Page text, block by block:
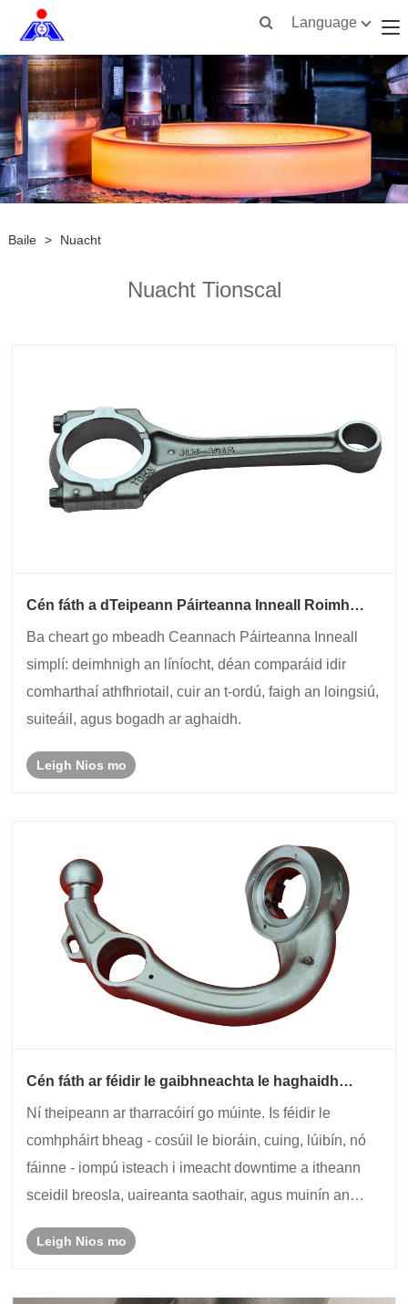
Language
Baile > Nuacht
Nuacht Tionscal
Cén fáth a dTeipeann Páirteanna Inneall Roimh
Ba cheart go mbeadh Ceannach Páirteanna Inneall
simplí: deimhnigh an líníocht, déan comparáid idir
comharthaí athfhriotail, cuir an t-ordú, faigh an loingsiú,
suiteáil, agus bogadh ar aghaidh.
Leigh Nios mo
Cén fáth ar féidir le gaibhneachta le haghaidh
Bhriseadh?
Ní theipeann ar tharracóirí go múinte. Is féidir le
comhpháirt bheag - cosúil le bioráin, cuing, lúibín, nó
fáinne - iompú isteach i imeacht downtime a itheann
sceidil breosla, uaireanta saothair, agus muinín an
Leigh Nios mo